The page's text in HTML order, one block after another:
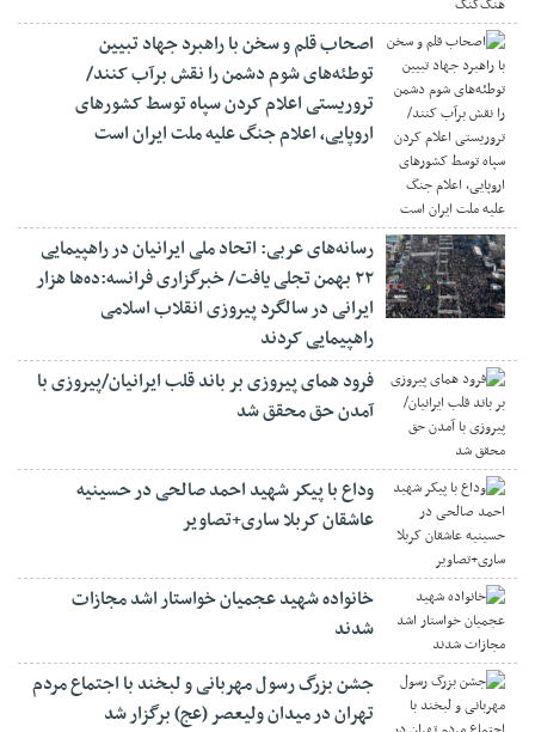
اصحاب قلم و سخن با راهبرد جهاد تبیین
توطئه‌های شوم دشمن را نقش برآب کنند/
تروریستی اعلام کردن سپاه توسط کشورهای
اروپایی، اعلام جنگ علیه ملت ایران است
رسانه‌های عربی: اتحاد ملی ایرانیان در راهپیمایی
۲۲ بهمن تجلی یافت/ خبرگزاری فرانسه:ده‌ها هزار
ایرانی در سالگرد پیروزی انقلاب اسلامی
راهپیمایی کردند
فرود همای پیروزی بر باند قلب ایرانیان/پیروزی با
آمدن حق محقق شد
وداع با پیکر شهید احمد صالحی‌ در حسینیه
عاشقان کربلا ساری+تصاویر
خانواده شهید عجمیان خواستار اشد مجازات
شدند
جشن بزرگ رسول مهربانی و لبخند با اجتماع مردم
تهران در میدان ولیعصر (عج) برگزار شد